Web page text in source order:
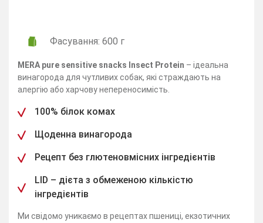
Фасування: 600 г
MERA pure sensitive snacks Insect Protein – ідеальна
винагорода для чутливих собак, які страждають на
алергію або харчову непереносимість.
100% білок комах
Щоденна винагорода
Рецепт без глютеновмісних інгредієнтів
LID – дієта з обмеженою кількістю
інгредієнтів
Ми свідомо уникаємо в рецептах пшениці, екзотичних